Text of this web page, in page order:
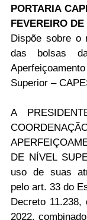
PORTARIA
FEVEREIRO DE
Dispõe sobre o
das bolsas
Superior –
A
DE NÍVEL
uso de suas
pelo art. 33 do
Decreto
2022,